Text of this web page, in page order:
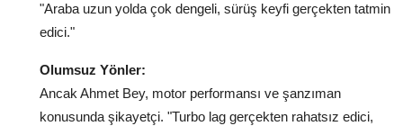
"Araba uzun yolda çok dengeli, sürüş keyfi gerçekten tatmin
edici."
Olumsuz Yönler:
Ancak Ahmet Bey, motor performansı ve şanzıman
konusunda şikayetçi. "Turbo lag gerçekten rahatsız edici,